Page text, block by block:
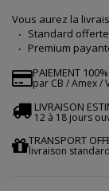
Vous aurez la
Standard
Premium
PAIEMENT
par CB / Amex /
LIVRAISON
12 à 18 jours
TRANSPORT
livraison standard